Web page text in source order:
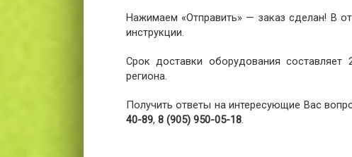
Нажимаем «Отправить» — заказ сделан! В
инструкции.
Срок доставки оборудования
региона.
Получить ответы на интересующие Вас
40-89, 8 (905) 950-05-18.